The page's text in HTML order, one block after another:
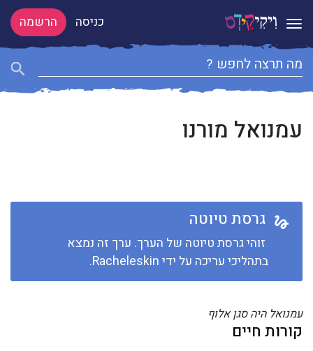
Toggle navigation כניסה הרשמה
עמנואל מורנו
גרסת טיוטה
זוהי גרסת טיוטה של הערך. ערך זה נמצא
בתהליכי עריכה על ידי Racheleskin.
עמנואל היה סגן אלוף
קורות חיים